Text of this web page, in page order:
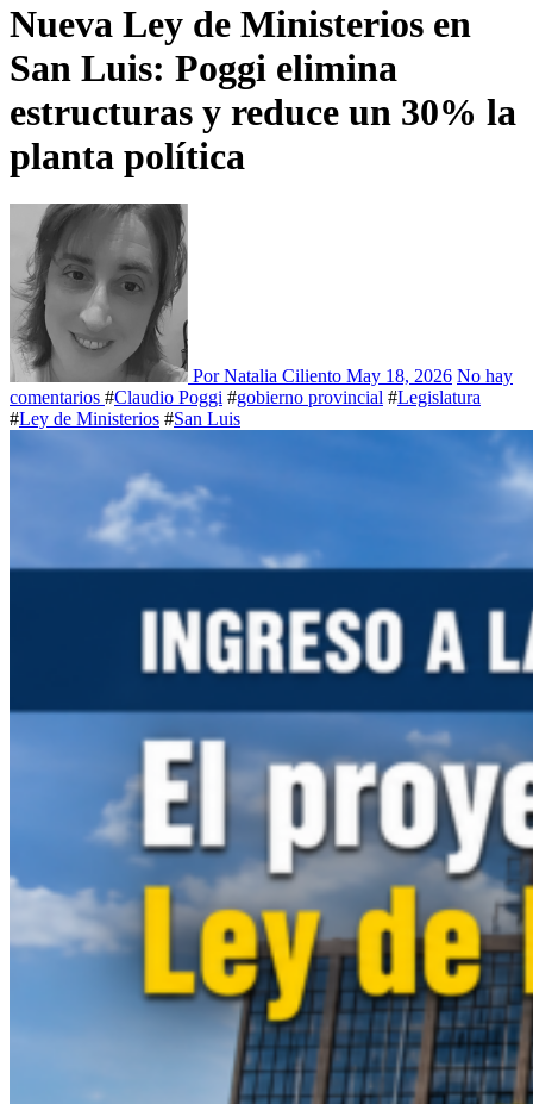
Nueva Ley de Ministerios en
San Luis: Poggi elimina
estructuras y reduce un 30% la
planta política
Por Natalia Ciliento May 18, 2026 No hay
comentarios #Claudio Poggi #gobierno provincial #Legislatura
#Ley de Ministerios #San Luis